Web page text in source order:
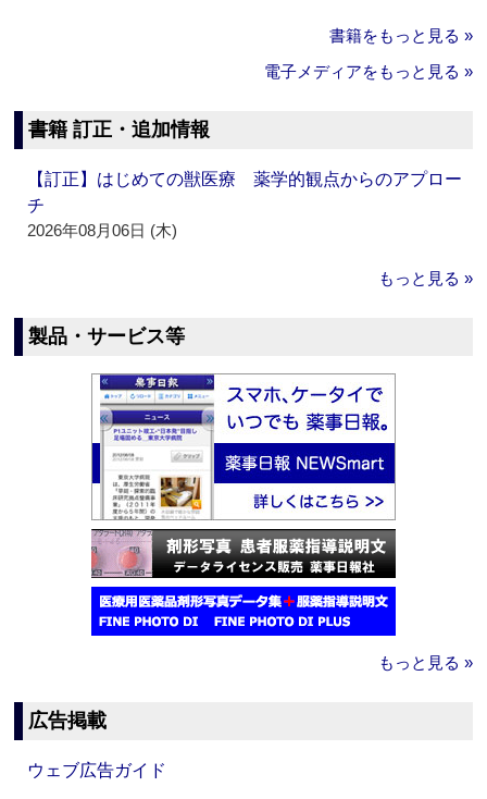
書籍をもっと見る »
電子メディアをもっと見る »
書籍 訂正・追加情報
【訂正】はじめての獣医療 薬学的観点からのアプロー
チ
2026年08月06日 (木)
もっと見る »
製品・サービス等
もっと見る »
広告掲載
ウェブ広告ガイド